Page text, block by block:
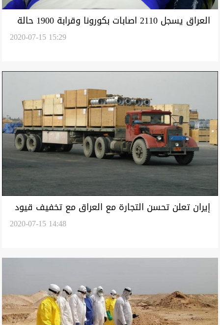
العراق يسجل 2110 اصابات بكورونا وقرابة 1900 حالة
2020-07-15 15:29
إيران تعلن تحسن التجارة مع العراق مع تخفيف قيود
2020-07-15 14:48